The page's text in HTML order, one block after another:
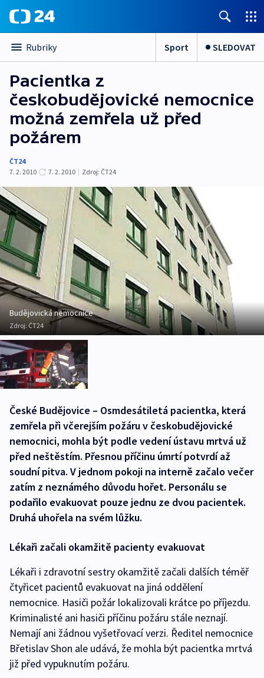
Rubriky Sport SLEDOVAT
Pacientka z
českobudějovické nemocnice
možná zemřela už před
požárem
ČT24
7. 2. 2010
7. 2. 2010 | Zdroj: ČT24
Budějovická nemocnice
Zdroj: ČT24
České Budějovice – Osmdesátiletá pacientka, která
zemřela při včerejším požáru v českobudějovické
nemocnici, mohla být podle vedení ústavu mrtvá už
před neštěstím. Přesnou příčinu úmrtí potvrdí až
soudní pitva. V jednom pokoji na interně začalo večer
zatím z neznámého důvodu hořet. Personálu se
podařilo evakuovat pouze jednu ze dvou pacientek.
Druhá uhořela na svém lůžku.
Lékaři začali okamžitě pacienty evakuovat
Lékaři i zdravotní sestry okamžitě začali dalších téměř
čtyřicet pacientů evakuovat na jiná oddělení
nemocnice. Hasiči požár lokalizovali krátce po příjezdu.
Kriminalisté ani hasiči příčinu požáru stále neznají.
Nemají ani žádnou vyšetřovací verzi. Ředitel nemocnice
Břetislav Shon ale udává, že mohla být pacientka mrtvá
již před vypuknutím požáru.